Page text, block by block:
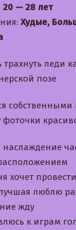
20 — 28 лет
Худые,
леди
позе
хочет
люблю
жду
к играм